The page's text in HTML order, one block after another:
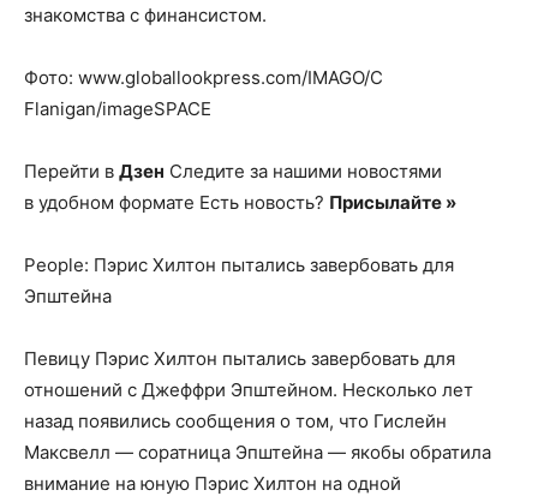
знакомства с финансистом.
Фото: www.globallookpress.com/IMAGO/C
Flanigan/imageSPACE
Перейти в Дзен Следите за нашими новостями
в удобном формате Есть новость? Присылайте »
Реорlе: Пэрис Хилтон пытались завербовать для
Эпштейна
Певицу Пэрис Хилтон пытались завербовать для
отношений с Джеффри Эпштейном. Несколько лет
назад появились сообщения о том, что Гислейн
Максвелл — соратница Эпштейна — якобы обратила
внимание на юную Пэрис Хилтон на одной